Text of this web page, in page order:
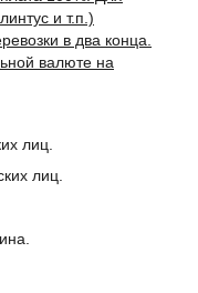
и т.п.)
в два конца.
валюте на
лиц.
лиц.